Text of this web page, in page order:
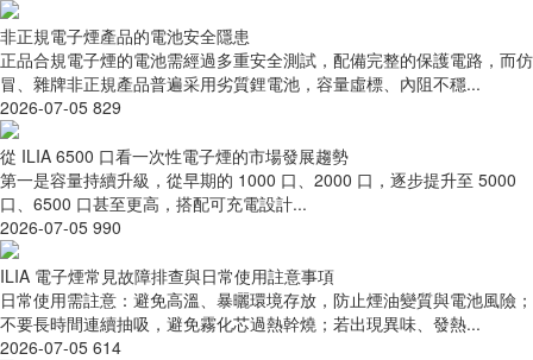
非正規電子煙產品的電池安全隱患
正品合規電子煙的電池需經過多重安全測試，配備完整的保護電路，而仿
冒、雜牌非正規產品普遍采用劣質鋰電池，容量虛標、內阻不穩...
2026-07-05 829
從 ILIA 6500 口看一次性電子煙的市場發展趨勢
第一是容量持續升級，從早期的 1000 口、2000 口，逐步提升至 5000
口、6500 口甚至更高，搭配可充電設計...
2026-07-05 990
ILIA 電子煙常見故障排查與日常使用註意事項
日常使用需註意：避免高溫、暴曬環境存放，防止煙油變質與電池風險；
不要長時間連續抽吸，避免霧化芯過熱幹燒；若出現異味、發熱...
2026-07-05 614